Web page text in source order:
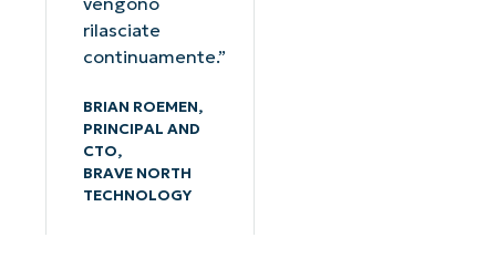
rilasciate
continuamente.”
BRIAN ROEMEN,
PRINCIPAL AND
CTO,
BRAVE NORTH
TECHNOLOGY